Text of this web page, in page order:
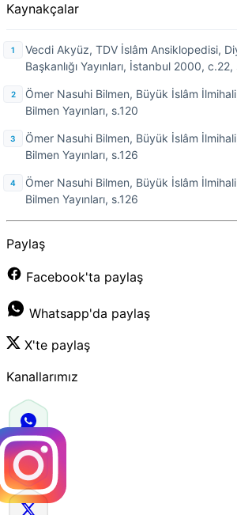
Kaynakçalar
Vecdi Akyüz, TDV İslâm Ansiklopedisi,
Başkanlığı Yayınları, İstanbul 2000, c.22,
Ömer Nasuhi Bilmen, Büyük İslâm
Bilmen Yayınları, s.120
Ömer Nasuhi Bilmen, Büyük İslâm
Bilmen Yayınları, s.126
Ömer Nasuhi Bilmen, Büyük İslâm
Bilmen Yayınları, s.126
Paylaş
Facebook'ta paylaş
Whatsapp'da paylaş
X'te paylaş
Kanallarımız